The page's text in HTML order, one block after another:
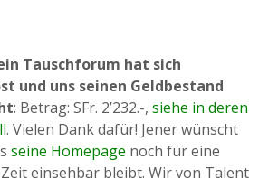
Tauschforum hat sich
und uns seinen Geldbestand
: Betrag: SFr. 2’232.-, siehe in deren
. Vielen Dank dafür! Jener wünscht
seine Homepage noch für eine
einsehbar bleibt. Wir von Talent